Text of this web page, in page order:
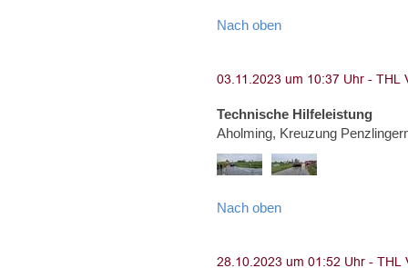
Nach oben
Technische Hilfeleistung
Aholming, Kreuzung
Nach oben